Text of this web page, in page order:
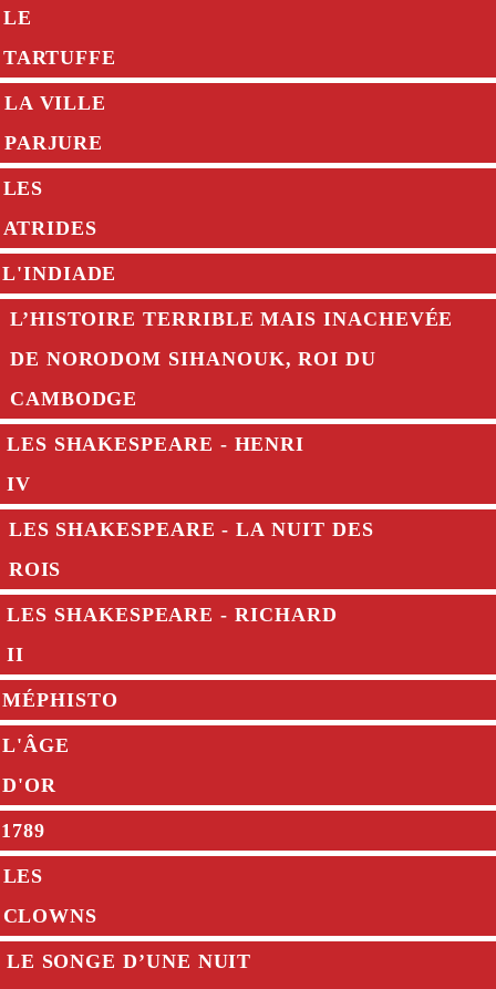
LE
TARTUFFE
LA VILLE
PARJURE
LES
ATRIDES
L'INDIADE
L’HISTOIRE TERRIBLE MAIS INACHEVÉE
DE NORODOM SIHANOUK, ROI DU
CAMBODGE
LES SHAKESPEARE - HENRI
IV
LES SHAKESPEARE - LA NUIT DES
ROIS
LES SHAKESPEARE - RICHARD
II
MÉPHISTO
L'ÂGE
D'OR
1789
LES
CLOWNS
LE SONGE D’UNE NUIT